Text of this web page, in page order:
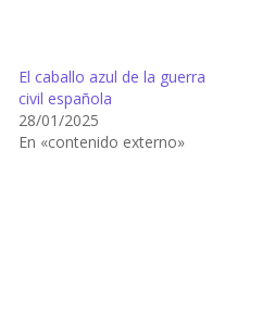
El caballo azul de la guerra
civil española
28/01/2025
En «contenido externo»